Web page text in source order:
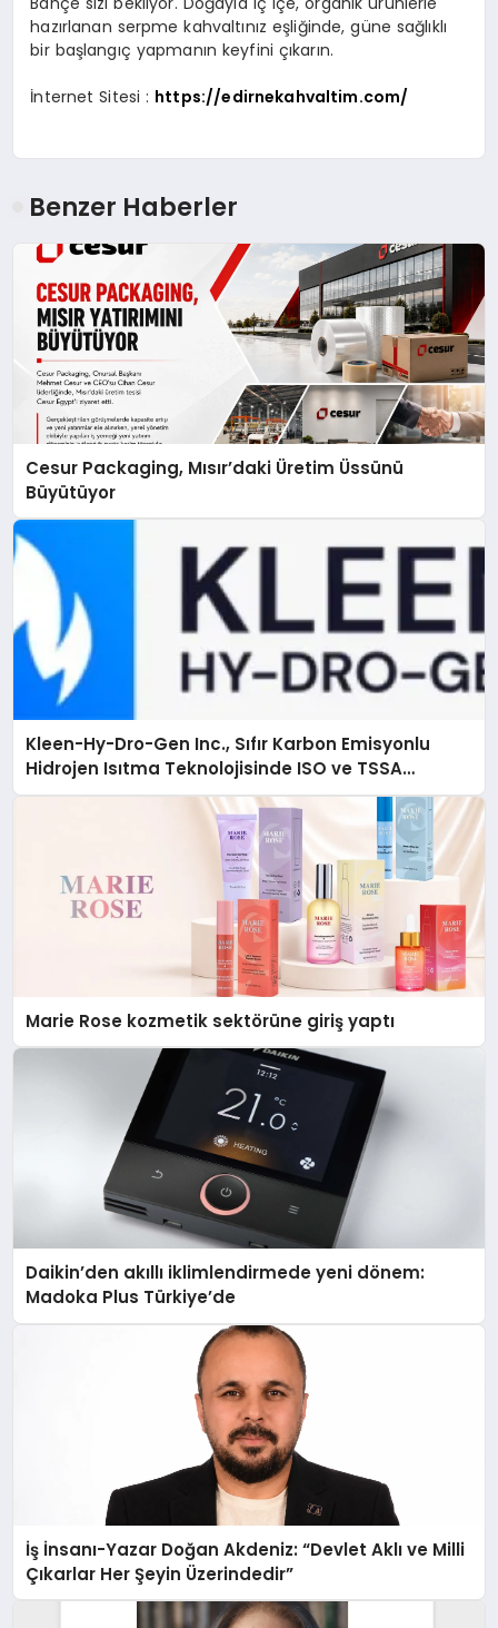
hazırlanan serpme kahvaltınız eşliğinde, güne sağlıklı
bir başlangıç yapmanın keyfini çıkarın.
İnternet Sitesi : https://edirnekahvaltim.com/
Benzer Haberler
Cesur Packaging, Mısır’daki Üretim Üssünü
Büyütüyor
Kleen-Hy-Dro-Gen Inc., Sıfır Karbon Emisyonlu
Hidrojen Isıtma Teknolojisinde ISO ve TSSA
Düzenleyici Onaylarını Aldı
Marie Rose kozmetik sektörüne giriş yaptı
Daikin’den akıllı iklimlendirmede yeni dönem:
Madoka Plus Türkiye’de
İş İnsanı-Yazar Doğan Akdeniz: “Devlet Aklı ve Milli
Çıkarlar Her Şeyin Üzerindedir”